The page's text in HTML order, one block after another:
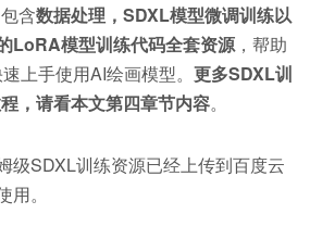
含数据处理，SDXL模型微调训练以
LoRA模型训练代码全套资源，帮助
上手使用AI绘画模型。 更多SDXL训
，请看本文第四章节内容。
级SDXL训练资源已经上传到百度云
。